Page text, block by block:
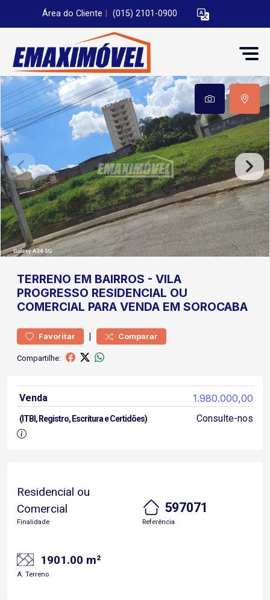
Área do Cliente (015) 2101-0900
TERRENO EM BAIRROS - VILA
PROGRESSO RESIDENCIAL OU
COMERCIAL PARA VENDA EM SOROCABA
Favoritar | Comparar
Compartilhe:
Venda 1.980.000,00
(ITBI, Registro, Escritura e Certidões) Consulte-nos
Residencial ou
Comercial
Finalidade
597071
Referência
1901.00 m²
A. Terreno